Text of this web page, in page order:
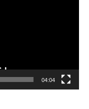
04:04